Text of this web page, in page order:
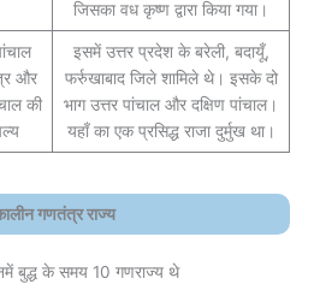
जिसका वध कृष्ण द्वारा किया गया।
और
की
इसमें उत्तर प्रदेश के बरेली, बदायूँ,
फर्रुखाबाद जिले शामिले थे। इसके दो
भाग उत्तर पांचाल और दक्षिण पांचाल।
यहाँ का एक प्रसिद्ध राजा दुर्मुख था।
गणतंत्र राज्य
बुद्ध के समय 10 गणराज्य थे